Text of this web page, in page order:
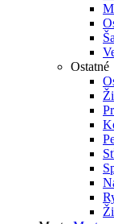
Ostatné